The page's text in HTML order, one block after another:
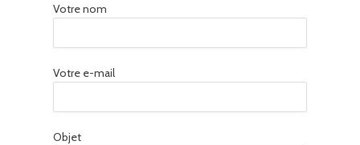
Votre nom
Votre e-mail
Objet